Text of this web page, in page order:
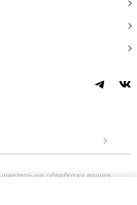
telegram
vk
на обработку ваших